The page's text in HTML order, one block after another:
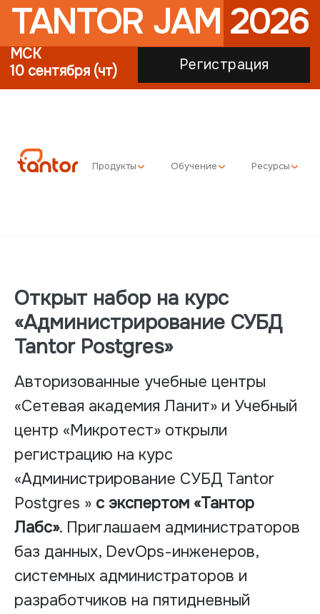
Регистрация
TANTOR JAM 2026
10 сентября (чт)
Продукты Обучение Ресурсы
Открыт набор на курс
«Администрирование СУБД
Tantor Postgres»
Авторизованные учебные центры
«Сетевая академия Ланит» и Учебный
центр «Микротест» открыли
регистрацию на курс
«Администрирование СУБД Tantor
Postgres » с экспертом «Тантор
Лабс». Приглашаем администраторов
баз данных, DevOps-инженеров,
системных администраторов и
разработчиков на пятидневный